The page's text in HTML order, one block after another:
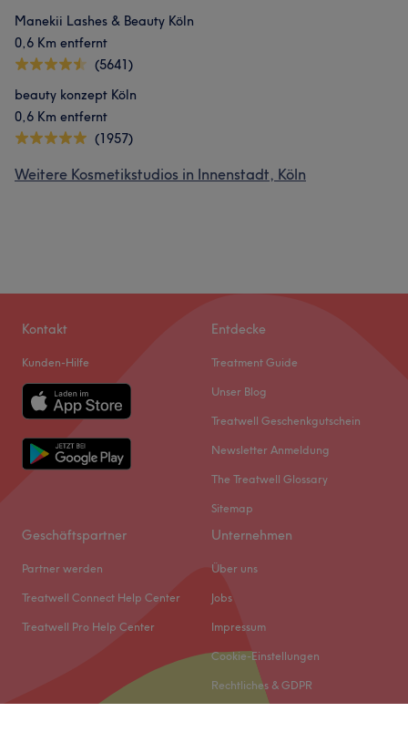
Manekii Lashes & Beauty Köln
0,6 Km entfernt
(5641)
beauty konzept Köln
0,6 Km entfernt
(1957)
Weitere Kosmetikstudios in Innenstadt, Köln
Kontakt
Kunden-Hilfe
Entdecke
Treatment Guide
Unser Blog
Treatwell Geschenkgutschein
Newsletter Anmeldung
The Treatwell Glossary
Sitemap
Geschäftspartner
Partner werden
Treatwell Connect Help Center
Treatwell Pro Help Center
Unternehmen
Über uns
Jobs
Impressum
Cookie-Einstellungen
Rechtliches & GDPR